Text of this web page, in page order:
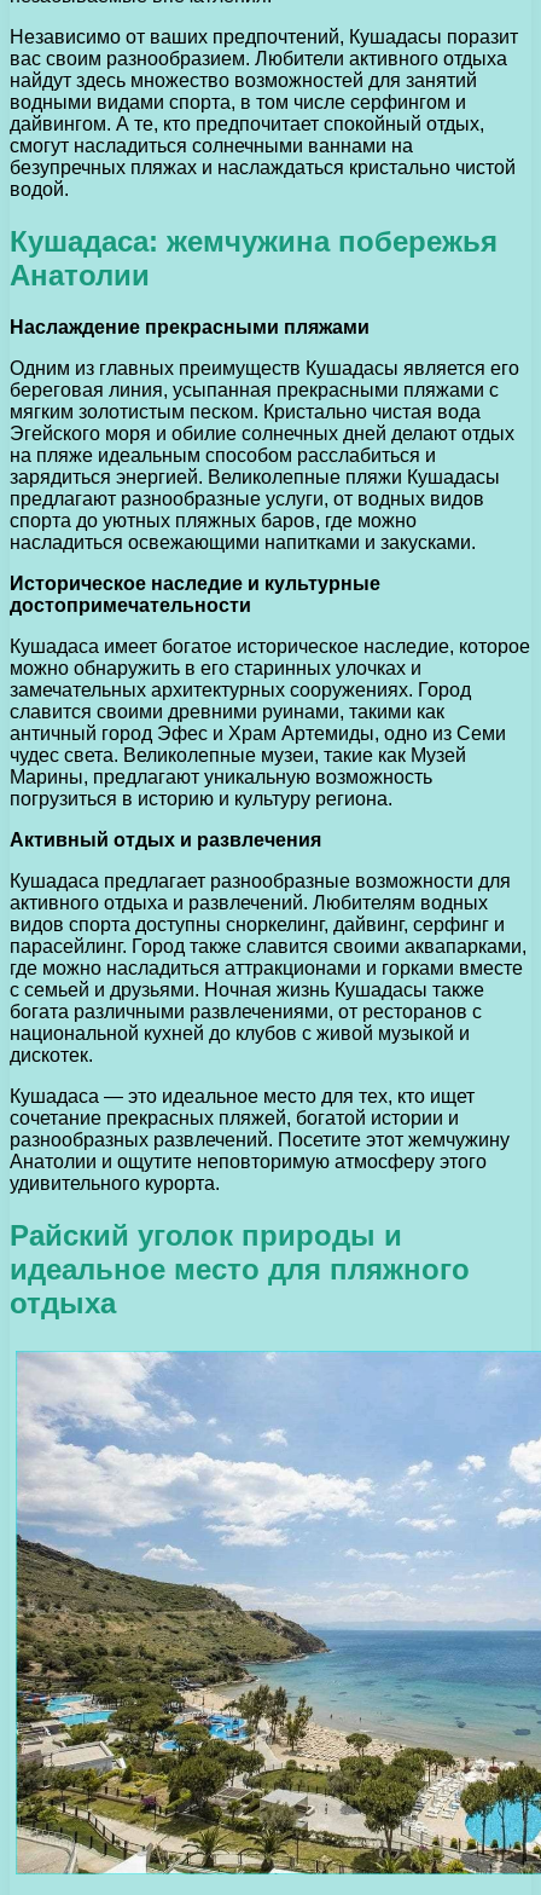
Независимо от ваших предпочтений, Кушадасы поразит
вас своим разнообразием. Любители активного отдыха
найдут здесь множество возможностей для занятий
водными видами спорта, в том числе серфингом и
дайвингом. А те, кто предпочитает спокойный отдых,
смогут насладиться солнечными ваннами на
безупречных пляжах и наслаждаться кристально чистой
водой.
Кушадаса: жемчужина побережья
Анатолии
Наслаждение прекрасными пляжами
Одним из главных преимуществ Кушадасы является его
береговая линия, усыпанная прекрасными пляжами с
мягким золотистым песком. Кристально чистая вода
Эгейского моря и обилие солнечных дней делают отдых
на пляже идеальным способом расслабиться и
зарядиться энергией. Великолепные пляжи Кушадасы
предлагают разнообразные услуги, от водных видов
спорта до уютных пляжных баров, где можно
насладиться освежающими напитками и закусками.
Историческое наследие и культурные
достопримечательности
Кушадаса имеет богатое историческое наследие, которое
можно обнаружить в его старинных улочках и
замечательных архитектурных сооружениях. Город
славится своими древними руинами, такими как
античный город Эфес и Храм Артемиды, одно из Семи
чудес света. Великолепные музеи, такие как Музей
Марины, предлагают уникальную возможность
погрузиться в историю и культуру региона.
Активный отдых и развлечения
Кушадаса предлагает разнообразные возможности для
активного отдыха и развлечений. Любителям водных
видов спорта доступны сноркелинг, дайвинг, серфинг и
парасейлинг. Город также славится своими аквапарками,
где можно насладиться аттракционами и горками вместе
с семьей и друзьями. Ночная жизнь Кушадасы также
богата различными развлечениями, от ресторанов с
национальной кухней до клубов с живой музыкой и
дискотек.
Кушадаса — это идеальное место для тех, кто ищет
сочетание прекрасных пляжей, богатой истории и
разнообразных развлечений. Посетите этот жемчужину
Анатолии и ощутите неповторимую атмосферу этого
удивительного курорта.
Райский уголок природы и
идеальное место для пляжного
отдыха